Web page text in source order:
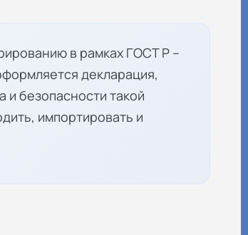
в рамках ГОСТ Р –
декларация,
и безопасности такой
импортировать и